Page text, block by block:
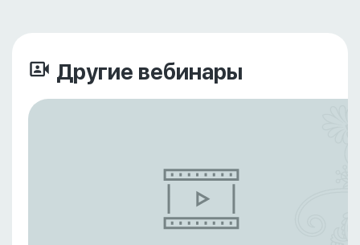
Другие вебинары